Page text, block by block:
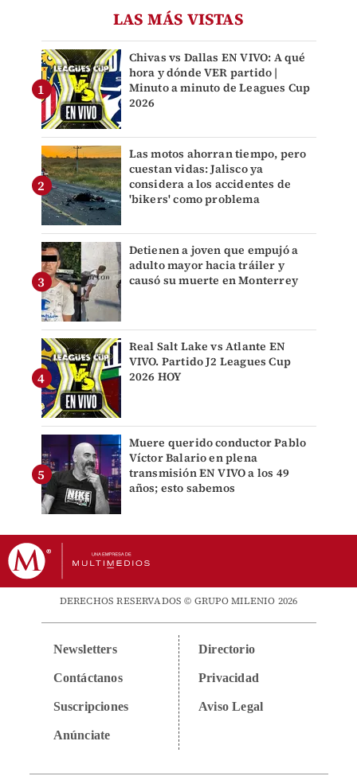
LAS MÁS VISTAS
Chivas vs Dallas EN VIVO: A qué
hora y dónde VER partido |
Minuto a minuto de Leagues Cup
2026
Las motos ahorran tiempo, pero
cuestan vidas: Jalisco ya
considera a los accidentes de
'bikers' como problema
Detienen a joven que empujó a
adulto mayor hacia tráiler y
causó su muerte en Monterrey
Real Salt Lake vs Atlante EN
VIVO. Partido J2 Leagues Cup
2026 HOY
Muere querido conductor Pablo
Víctor Balario en plena
transmisión EN VIVO a los 49
años; esto sabemos
DERECHOS RESERVADOS © GRUPO MILENIO 2026
Newsletters
Contáctanos
Suscripciones
Anúnciate
Directorio
Privacidad
Aviso Legal